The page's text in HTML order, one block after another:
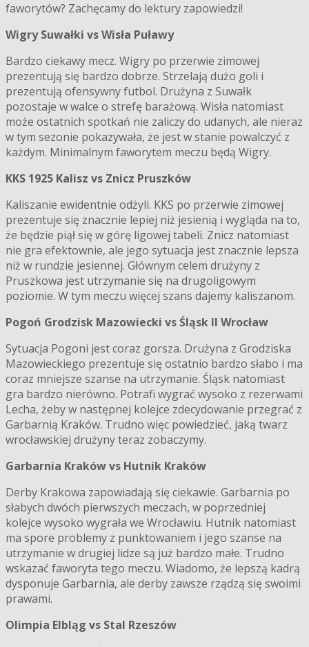
faworytów? Zachęcamy do lektury zapowiedzi!
Wigry Suwałki vs Wisła Puławy
Bardzo ciekawy mecz. Wigry po przerwie zimowej
prezentują się bardzo dobrze. Strzelają dużo goli i
prezentują ofensywny futbol. Drużyna z Suwałk
pozostaje w walce o strefę barażową. Wisła natomiast
może ostatnich spotkań nie zaliczy do udanych, ale nieraz
w tym sezonie pokazywała, że jest w stanie powalczyć z
każdym. Minimalnym faworytem meczu będą Wigry.
KKS 1925 Kalisz vs Znicz Pruszków
Kaliszanie ewidentnie odżyli. KKS po przerwie zimowej
prezentuje się znacznie lepiej niż jesienią i wygląda na to,
że będzie piął się w górę ligowej tabeli. Znicz natomiast
nie gra efektownie, ale jego sytuacja jest znacznie lepsza
niż w rundzie jesiennej. Głównym celem drużyny z
Pruszkowa jest utrzymanie się na drugoligowym
poziomie. W tym meczu więcej szans dajemy kaliszanom.
Pogoń Grodzisk Mazowiecki vs Śląsk II Wrocław
Sytuacja Pogoni jest coraz gorsza. Drużyna z Grodziska
Mazowieckiego prezentuje się ostatnio bardzo słabo i ma
coraz mniejsze szanse na utrzymanie. Śląsk natomiast
gra bardzo nierówno. Potrafi wygrać wysoko z rezerwami
Lecha, żeby w następnej kolejce zdecydowanie przegrać z
Garbarnią Kraków. Trudno więc powiedzieć, jaką twarz
wrocławskiej drużyny teraz zobaczymy.
Garbarnia Kraków vs Hutnik Kraków
Derby Krakowa zapowiadają się ciekawie. Garbarnia po
słabych dwóch pierwszych meczach, w poprzedniej
kolejce wysoko wygrała we Wrocławiu. Hutnik natomiast
ma spore problemy z punktowaniem i jego szanse na
utrzymanie w drugiej lidze są już bardzo małe. Trudno
wskazać faworyta tego meczu. Wiadomo, że lepszą kadrą
dysponuje Garbarnia, ale derby zawsze rządzą się swoimi
prawami.
Olimpia Elbląg vs Stal Rzeszów